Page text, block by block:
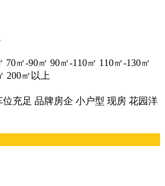
70㎡-90㎡ 90㎡-110㎡ 110㎡-130㎡
200㎡以上
位充足 品牌房企 小户型 现房 花园洋